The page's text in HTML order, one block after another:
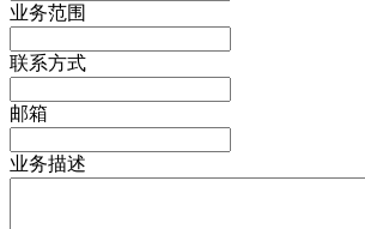
业务范围
联系方式
邮箱
业务描述